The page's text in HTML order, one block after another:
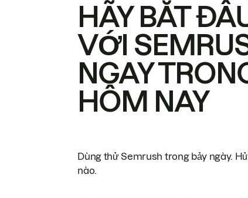
HÃY BẮT
VỚI
NGAY
HÔM NAY
Dùng thử Semrush trong bảy ngày.
nào.